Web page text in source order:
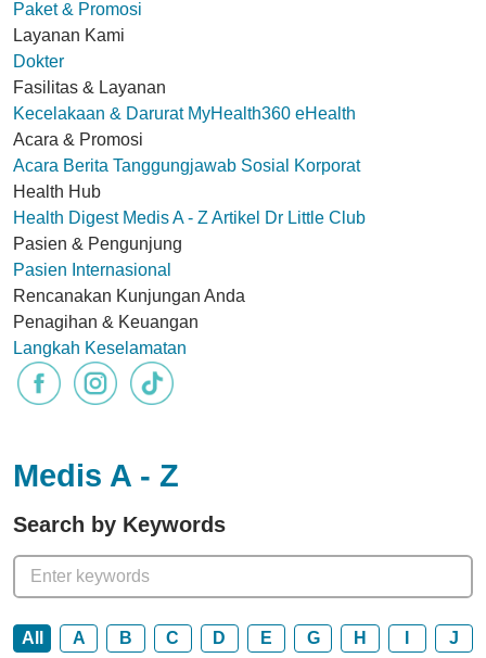
Paket & Promosi
Layanan Kami
Dokter
Fasilitas & Layanan
Kecelakaan & Darurat MyHealth360 eHealth
Acara & Promosi
Acara Berita Tanggungjawab Sosial Korporat
Health Hub
Health Digest Medis A - Z Artikel Dr Little Club
Pasien & Pengunjung
Pasien Internasional
Rencanakan Kunjungan Anda
Penagihan & Keuangan
Langkah Keselamatan
Medis A - Z
Search by Keywords
All A B C D E G H
J